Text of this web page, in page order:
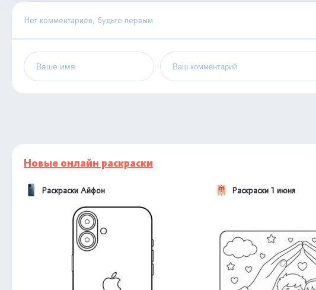
Нет комментариев, будьте первым
Новые онлайн раскраски
Раскраски Айфон Раскраски 1 июня